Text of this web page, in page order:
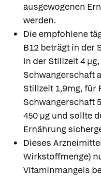
ausgewogenen
werden.
Die empfohlene
B12 beträgt in der
in der Stillzeit 4
Schwangerschaft
Stillzeit 1,9mg, für
Schwangerschaft
450 µg und sollte
Ernährung
Dieses
Wirkstoffmenge)
Vitaminmangels